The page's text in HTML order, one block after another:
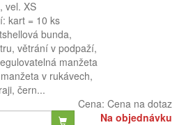
vel. XS
kart = 10 ks
bunda,
větrání v podpaží,
manžeta
v rukávech,
čern...
Cena: Cena na dotaz
Na objednávku